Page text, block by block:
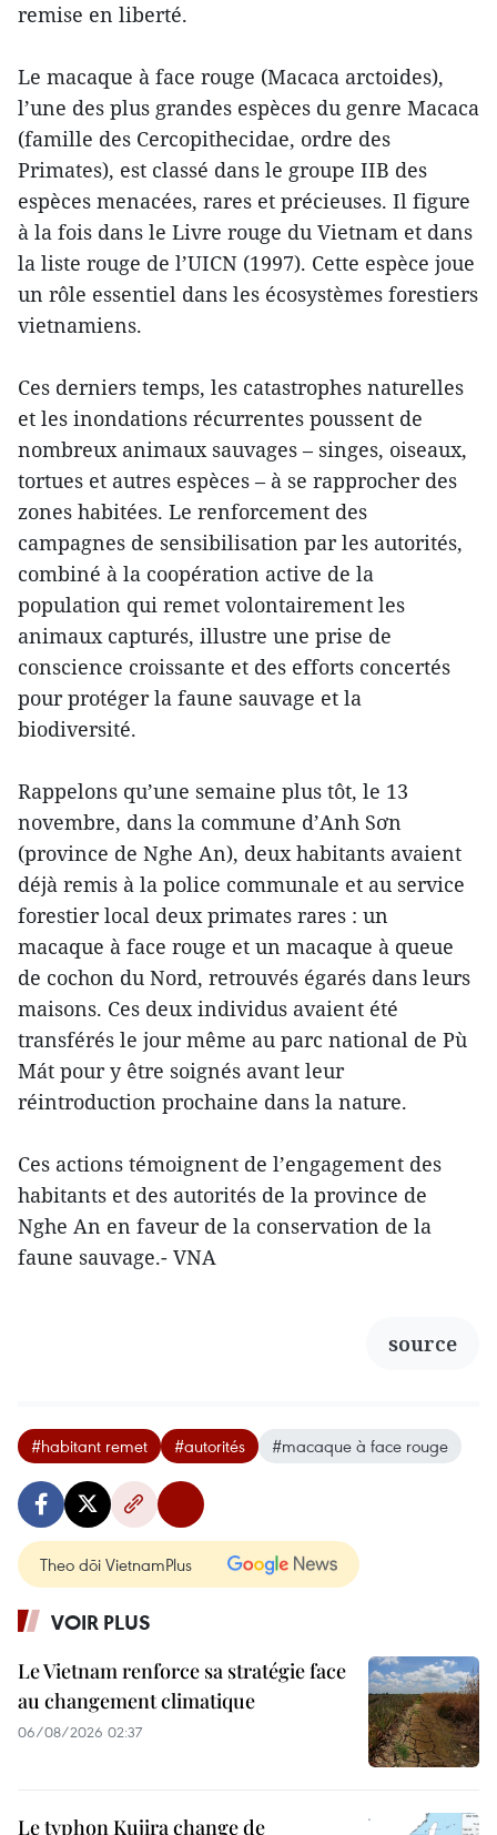
remise en liberté.
Le macaque à face rouge (Macaca arctoides),
l’une des plus grandes espèces du genre Macaca
(famille des Cercopithecidae, ordre des
Primates), est classé dans le groupe IIB des
espèces menacées, rares et précieuses. Il figure
à la fois dans le Livre rouge du Vietnam et dans
la liste rouge de l’UICN (1997). Cette espèce joue
un rôle essentiel dans les écosystèmes forestiers
vietnamiens.
Ces derniers temps, les catastrophes naturelles
et les inondations récurrentes poussent de
nombreux animaux sauvages – singes, oiseaux,
tortues et autres espèces – à se rapprocher des
zones habitées. Le renforcement des
campagnes de sensibilisation par les autorités,
combiné à la coopération active de la
population qui remet volontairement les
animaux capturés, illustre une prise de
conscience croissante et des efforts concertés
pour protéger la faune sauvage et la
biodiversité.
Rappelons qu’une semaine plus tôt, le 13
novembre, dans la commune d’Anh Sơn
(province de Nghe An), deux habitants avaient
déjà remis à la police communale et au service
forestier local deux primates rares : un
macaque à face rouge et un macaque à queue
de cochon du Nord, retrouvés égarés dans leurs
maisons. Ces deux individus avaient été
transférés le jour même au parc national de Pù
Mát pour y être soignés avant leur
réintroduction prochaine dans la nature.
Ces actions témoignent de l’engagement des
habitants et des autorités de la province de
Nghe An en faveur de la conservation de la
faune sauvage.- VNA
source
#habitant remet #autorités #macaque à face rouge
Theo dõi VietnamPlus
VOIR PLUS
Le Vietnam renforce sa stratégie face
au changement climatique
06/08/2026 02:37
Le typhon Kujira change de